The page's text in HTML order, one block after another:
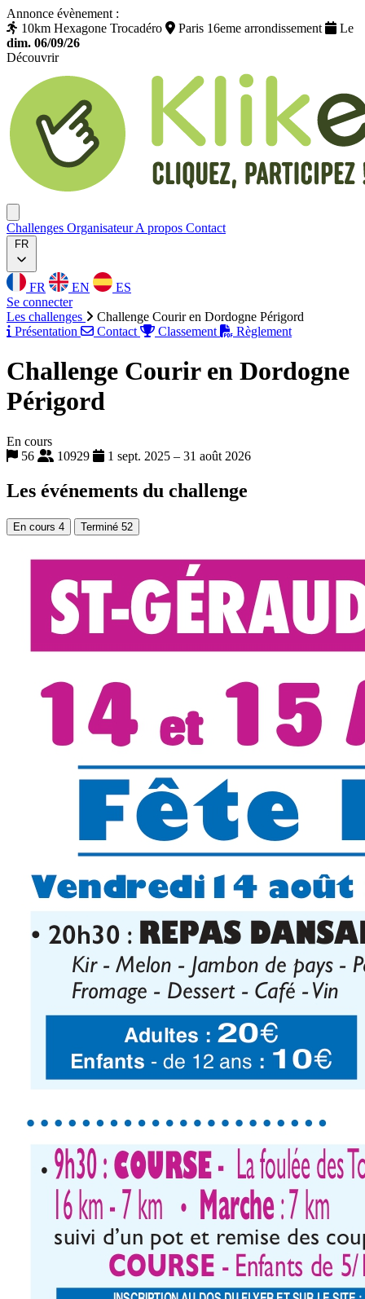
Annonce évènement :
10km Hexagone Trocadéro
Paris 16eme arrondissement
Le
dim. 06/09/26
Découvrir
Challenges OrganisateurA propos Contact
FR
FR EN
ES
Se connecter
Les challenges
Challenge Courir en Dordogne Périgord
Présentation
Contact Classement Règlement
Challenge Courir en Dordogne
Périgord
En cours
56
10929 1 sept. 2025 – 31 août 2026
Les événements du challenge
En cours 4 Terminé 52